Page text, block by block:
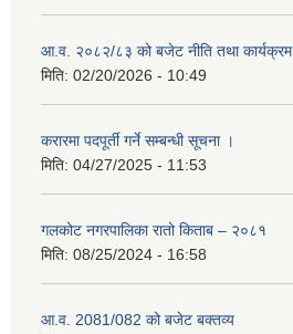
आ.व. २०८२/८३ को बजेट नीति तथा कार्यक्रम
मिति: 02/20/2026 - 10:49
करारमा पदपूर्ती गर्ने सम्बन्धी सूचना ।
मिति: 04/27/2025 - 11:53
गलकोट नगरपालिका रातो किताब – २०८१
मिति: 08/25/2024 - 16:58
आ.व. 2081/082 को बजेट बक्तव्य